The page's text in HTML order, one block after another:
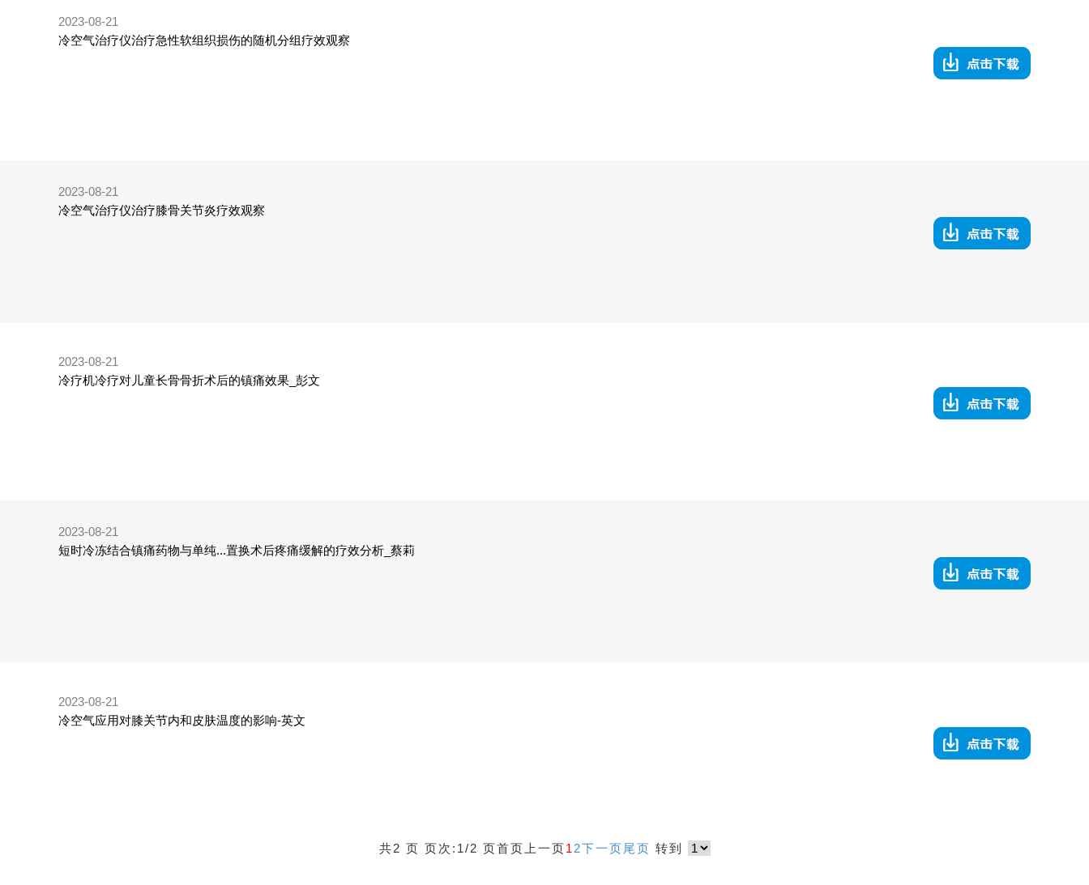
2023-08-21
冷空气治疗仪治疗急性软组织损伤的随机分组疗效观察
2023-08-21
冷空气治疗仪治疗膝骨关节炎疗效观察
2023-08-21
冷疗机冷疗对儿童长骨骨折术后的镇痛效果_彭文
2023-08-21
短时冷冻结合镇痛药物与单纯...置换术后疼痛缓解的疗效分析_蔡莉
2023-08-21
冷空气应用对膝关节内和皮肤温度的影响-英文
共2 页 页次:1/2 页首页 上一页1 2下一页 尾页 转到